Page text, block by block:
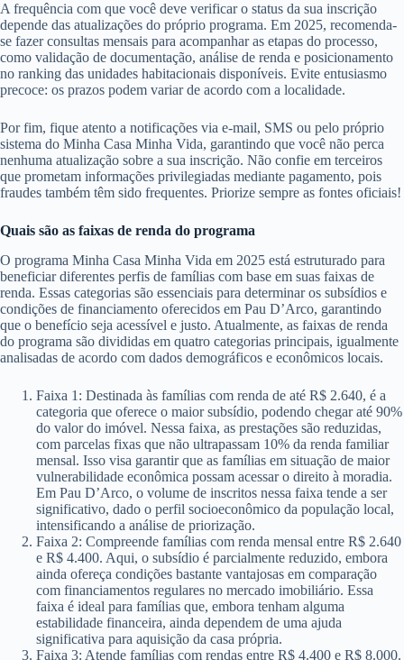
A frequência com que você deve verificar o status da sua inscrição
depende das atualizações do próprio programa. Em 2025, recomenda-
se fazer consultas mensais para acompanhar as etapas do processo,
como validação de documentação, análise de renda e posicionamento
no ranking das unidades habitacionais disponíveis. Evite entusiasmo
precoce: os prazos podem variar de acordo com a localidade.
Por fim, fique atento a notificações via e-mail, SMS ou pelo próprio
sistema do Minha Casa Minha Vida, garantindo que você não perca
nenhuma atualização sobre a sua inscrição. Não confie em terceiros
que prometam informações privilegiadas mediante pagamento, pois
fraudes também têm sido frequentes. Priorize sempre as fontes oficiais!
Quais são as faixas de renda do programa
O programa Minha Casa Minha Vida em 2025 está estruturado para
beneficiar diferentes perfis de famílias com base em suas faixas de
renda. Essas categorias são essenciais para determinar os subsídios e
condições de financiamento oferecidos em Pau D’Arco, garantindo
que o benefício seja acessível e justo. Atualmente, as faixas de renda
do programa são divididas em quatro categorias principais, igualmente
analisadas de acordo com dados demográficos e econômicos locais.
Faixa 1: Destinada às famílias com renda de até R$ 2.640, é a
categoria que oferece o maior subsídio, podendo chegar até 90%
do valor do imóvel. Nessa faixa, as prestações são reduzidas,
com parcelas fixas que não ultrapassam 10% da renda familiar
mensal. Isso visa garantir que as famílias em situação de maior
vulnerabilidade econômica possam acessar o direito à moradia.
Em Pau D’Arco, o volume de inscritos nessa faixa tende a ser
significativo, dado o perfil socioeconômico da população local,
intensificando a análise de priorização.
Faixa 2: Compreende famílias com renda mensal entre R$ 2.640
e R$ 4.400. Aqui, o subsídio é parcialmente reduzido, embora
ainda ofereça condições bastante vantajosas em comparação
com financiamentos regulares no mercado imobiliário. Essa
faixa é ideal para famílias que, embora tenham alguma
estabilidade financeira, ainda dependem de uma ajuda
significativa para aquisição da casa própria.
Faixa 3: Atende famílias com rendas entre R$ 4.400 e R$ 8.000.